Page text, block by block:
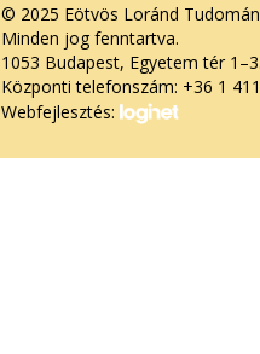
© 2025 Eötvös Loránd
Minden jog fenntartva.
1053 Budapest, Egyetem tér 1–3.
Központi telefonszám: +36 1
Webfejlesztés: